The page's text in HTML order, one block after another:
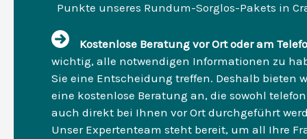
Punkte unseres Rundum-Sorglos-Pakets in
Kostenlose Beratung vor Ort oder am
wichtig, alle notwendigen Informationen zu
Sie eine Entscheidung treffen. Deshalb bieten
eine kostenlose Beratung an, die sowohl
auch direkt bei Ihnen vor Ort durchgeführt
Unser Expertenteam steht bereit, um all Ihre